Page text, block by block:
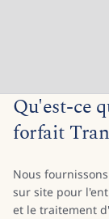
Qu'est-ce
forfait
Nous
sur site pour
et le traitement